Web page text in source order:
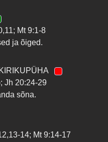
Mt 9:1-8
ja õiged.
Jh 20:24-29
sõna.
14; Mt 9:14-17